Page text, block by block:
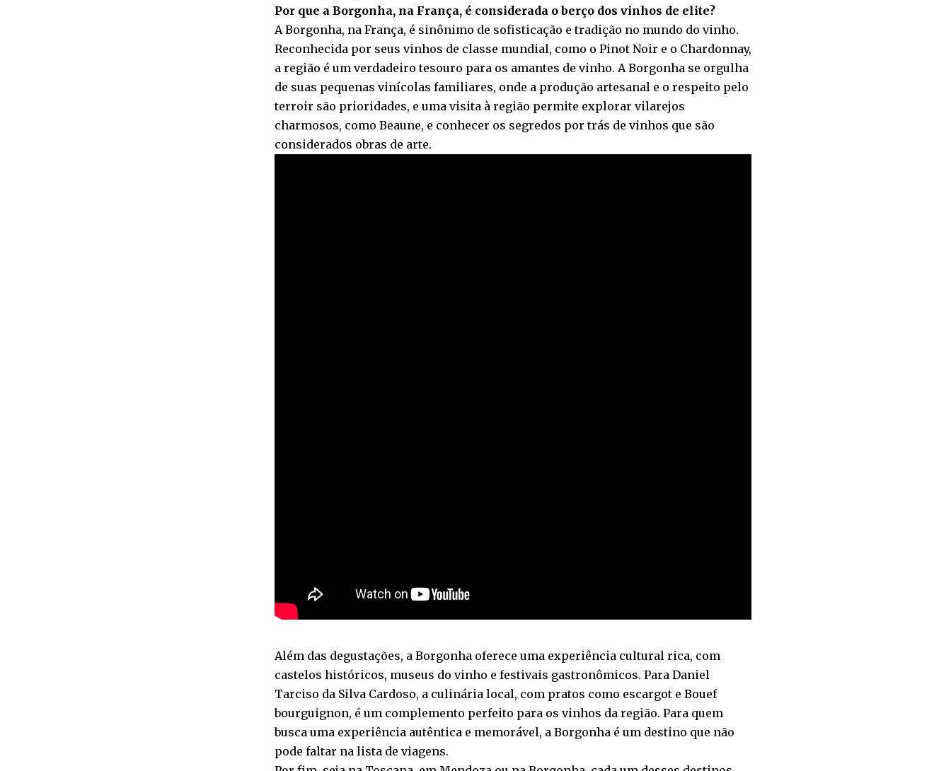
Por que a Borgonha, na França, é considerada o berço dos vinhos de elite?
A Borgonha, na França, é sinônimo de sofisticação e tradição no mundo do vinho.
Reconhecida por seus vinhos de classe mundial, como o Pinot Noir e o Chardonnay,
a região é um verdadeiro tesouro para os amantes de vinho. A Borgonha se orgulha
de suas pequenas vinícolas familiares, onde a produção artesanal e o respeito pelo
terroir são prioridades, e uma visita à região permite explorar vilarejos
charmosos, como Beaune, e conhecer os segredos por trás de vinhos que são
considerados obras de arte.
Além das degustações, a Borgonha oferece uma experiência cultural rica, com
castelos históricos, museus do vinho e festivais gastronômicos. Para Daniel
Tarciso da Silva Cardoso, a culinária local, com pratos como escargot e Bouef
bourguignon, é um complemento perfeito para os vinhos da região. Para quem
busca uma experiência autêntica e memorável, a Borgonha é um destino que não
pode faltar na lista de viagens.